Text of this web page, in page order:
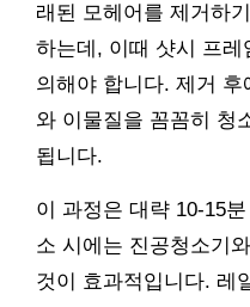
래된 모헤어를 제거하
하는데, 이때 샷시 프
의해야 합니다. 제거 후
와 이물질을 꼼꼼히 청
됩니다.
이 과정은 대략 10-15
소 시에는 진공청소기
것이 효과적입니다. 레